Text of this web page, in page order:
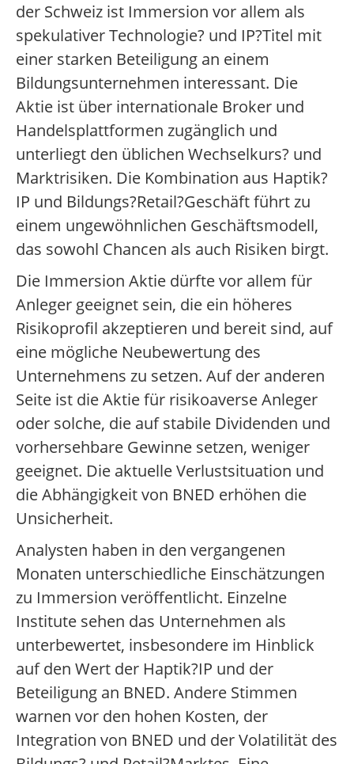
der Schweiz ist Immersion vor allem als
spekulativer Technologie? und IP?Titel mit
einer starken Beteiligung an einem
Bildungsunternehmen interessant. Die
Aktie ist über internationale Broker und
Handelsplattformen zugänglich und
unterliegt den üblichen Wechselkurs? und
Marktrisiken. Die Kombination aus Haptik?
IP und Bildungs?Retail?Geschäft führt zu
einem ungewöhnlichen Geschäftsmodell,
das sowohl Chancen als auch Risiken birgt.
Die Immersion Aktie dürfte vor allem für
Anleger geeignet sein, die ein höheres
Risikoprofil akzeptieren und bereit sind, auf
eine mögliche Neubewertung des
Unternehmens zu setzen. Auf der anderen
Seite ist die Aktie für risikoaverse Anleger
oder solche, die auf stabile Dividenden und
vorhersehbare Gewinne setzen, weniger
geeignet. Die aktuelle Verlustsituation und
die Abhängigkeit von BNED erhöhen die
Unsicherheit.
Analysten haben in den vergangenen
Monaten unterschiedliche Einschätzungen
zu Immersion veröffentlicht. Einzelne
Institute sehen das Unternehmen als
unterbewertet, insbesondere im Hinblick
auf den Wert der Haptik?IP und der
Beteiligung an BNED. Andere Stimmen
warnen vor den hohen Kosten, der
Integration von BNED und der Volatilität des